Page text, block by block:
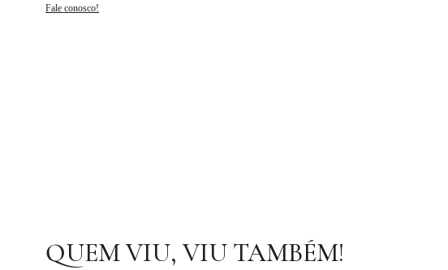
Fale conosco!
QUEM VIU, VIU TAMBÉM!